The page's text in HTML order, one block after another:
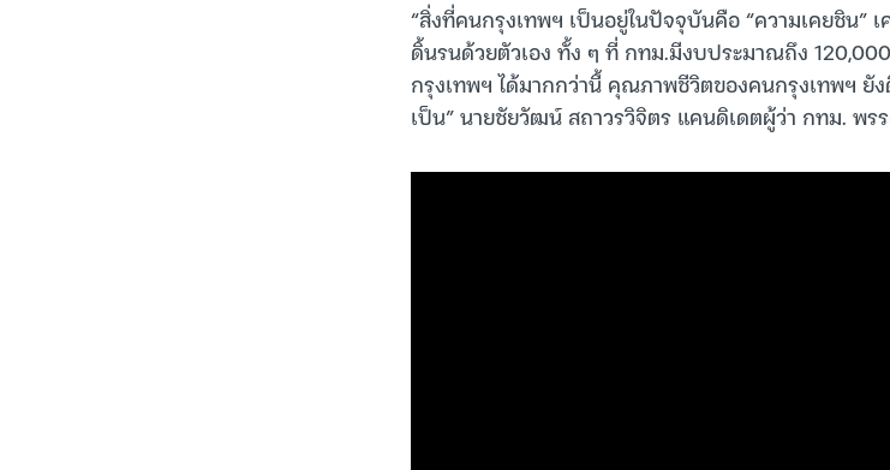
“สิ่งที่คนกรุงเทพฯ เป็นอยู่ในปัจจุบันคือ “ความเคยชิน”
ดิ้นรนด้วยตัวเอง ทั้ง ๆ ที่ กทม.มีงบประมาณถึง
กรุงเทพฯ ได้มากกว่านี้ คุณภาพชีวิตของคนกรุงเทพฯ ยั
เป็น” นายชัยวัฒน์ สถาวรวิจิตร แคนดิเดตผู้ว่า กทม. พร